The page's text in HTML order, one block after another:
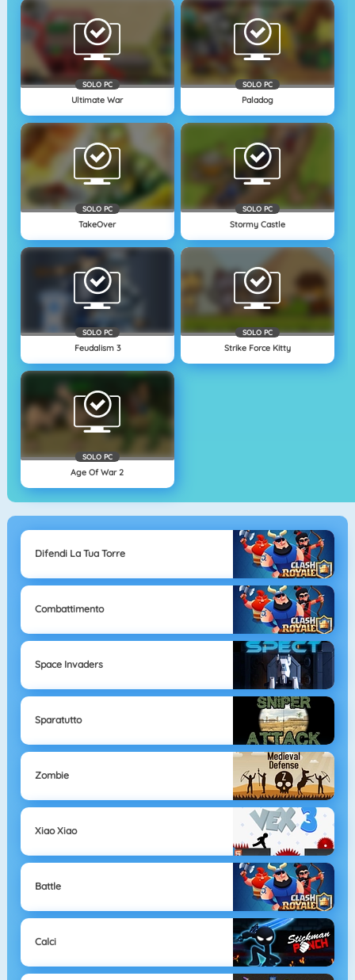
SOLO PC
Ultimate War
SOLO PC
Paladog
SOLO PC
TakeOver
SOLO PC
Stormy Castle
SOLO PC
Feudalism 3
SOLO PC
Strike Force Kitty
SOLO PC
Age Of War 2
Difendi La Tua Torre
Combattimento
Space Invaders
Sparatutto
Zombie
Xiao Xiao
Battle
Calci